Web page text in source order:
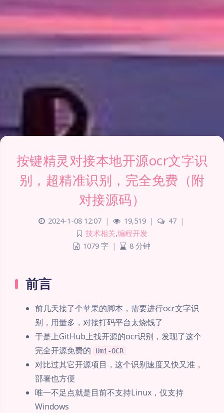
按键精灵对接本地开源ocr文字识
别，超精准识别，完全免费（附
对接源码）
2024-1-08 12:07 | 19,519 | 47
|
技术相关,编程开发
1079 字 | 8 分钟
前言
前几天接了个苹果的脚本，需要进行ocr文字识
别，用量多，对接打码平台太烧钱了
于是上GitHub上找开源的ocr识别，发现了这个
完全开源免费的
Umi-OCR
对比过其它开源项目，这个识别速度又快又准，
部署也方便
唯一不足点就是目前不支持Linux，仅支持
Windows